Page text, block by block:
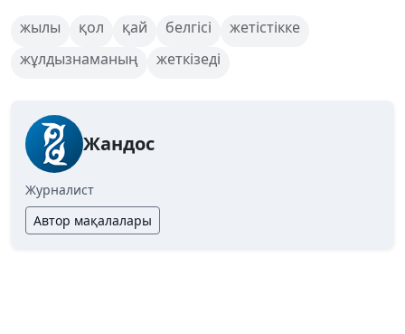
жылы қол қай белгісі
жетістікке
жұлдызнаманың
жеткізеді
Жандос
Журналист
Автор мақалалары